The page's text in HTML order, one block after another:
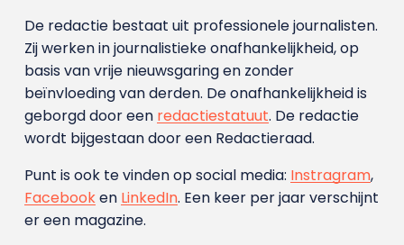
De redactie bestaat uit professionele journalisten.
Zij werken in journalistieke onafhankelijkheid, op
basis van vrije nieuwsgaring en zonder
beïnvloeding van derden. De onafhankelijkheid is
geborgd door een redactiestatuut. De redactie
wordt bijgestaan door een Redactieraad.
Punt is ook te vinden op social media: Instragram,
Facebooken LinkedIn. Een keer per jaar verschijnt
er een magazine.